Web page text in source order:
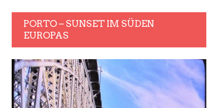
PORTO – SUNSET IM SÜDEN
EUROPAS